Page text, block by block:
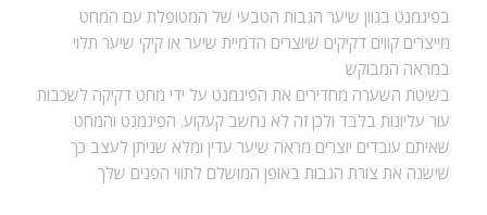
בפיגמנט בגוון שיער הגבות הטבעי של המטופלת עם המחט
מייצרים קווים דקיקים שיוצרים הדמיית שיער או קיקי שיער תלוי
במראה המבוקש
בשיטת השערה מחדירים את הפיגמנט על ידי מחט דקיקה לשכבות
עור עליונות בלבד ולכן זה לא נחשב קעקוע. הפיגמנט והמחט
שאיתם עובדים יוצרים מראה שיער עדין ומלא שניתן לעצב כך
שישנה את צורת הגבות באופן המושלם לתווי הפנים שלך